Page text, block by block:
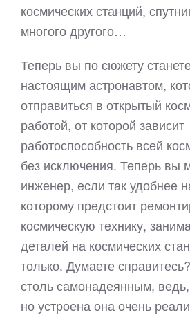
космических станций,
многого другого…
Теперь вы по сюжету
настоящим астронавтом,
отправиться в открытый
работой, от которой зависит
работоспособность всей
без исключения. Теперь вы
инженер, если так удобнее
которому предстоит
космическую технику,
деталей на космических
только. Думаете
столь самонадеянным, ведь,
но устроена она очень